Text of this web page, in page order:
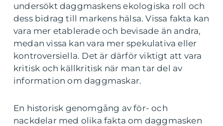
undersökt daggmaskens ekologiska roll och
dess bidrag till markens hälsa. Vissa fakta kan
vara mer etablerade och bevisade än andra,
medan vissa kan vara mer spekulativa eller
kontroversiella. Det är därför viktigt att vara
kritisk och källkritisk när man tar del av
information om daggmaskar.
En historisk genomgång av för- och
nackdelar med olika fakta om daggmasken